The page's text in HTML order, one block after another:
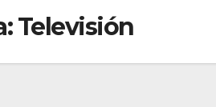
Televisión